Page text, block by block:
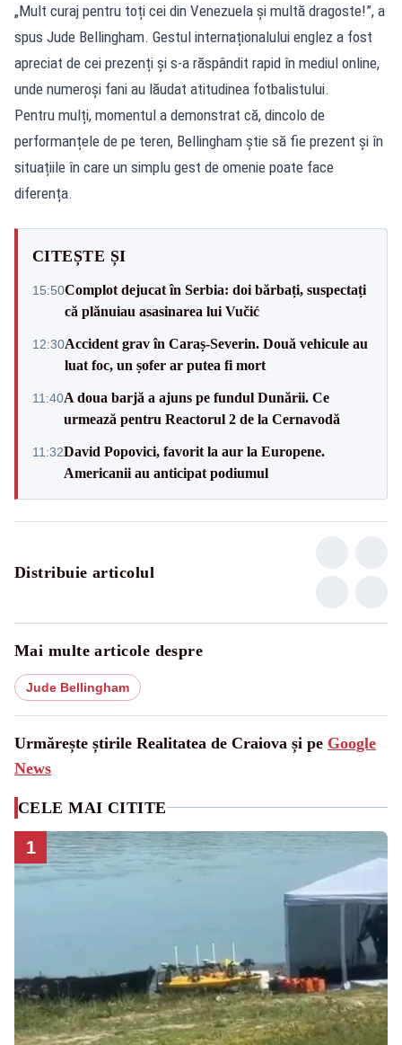
„Mult curaj pentru toți cei din Venezuela și multă dragoste!”, a
spus Jude Bellingham. Gestul internaționalului englez a fost
apreciat de cei prezenți și s-a răspândit rapid în mediul online,
unde numeroși fani au lăudat atitudinea fotbalistului.
Pentru mulți, momentul a demonstrat că, dincolo de
performanțele de pe teren, Bellingham știe să fie prezent și în
situațiile în care un simplu gest de omenie poate face
diferența.
CITEȘTE ȘI
15:50Complot dejucat în Serbia: doi bărbați, suspectați
că plănuiau asasinarea lui Vučić
12:30Accident grav în Caraș-Severin. Două vehicule au
luat foc, un șofer ar putea fi mort
11:40A doua barjă a ajuns pe fundul Dunării. Ce
urmează pentru Reactorul 2 de la Cernavodă
11:32David Popovici, favorit la aur la Europene.
Americanii au anticipat podiumul
Distribuie articolul
Mai multe articole despre
Jude Bellingham
Urmărește știrile Realitatea de Craiova și pe Google
News
CELE MAI CITITE
1